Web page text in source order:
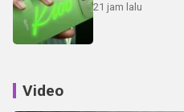
21 jam lalu
Video